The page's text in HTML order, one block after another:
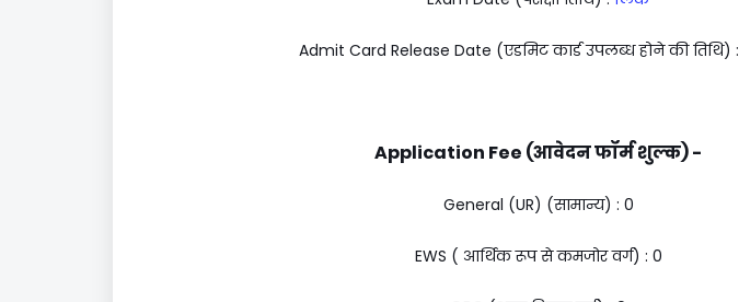
Admit Card Release Date (एडमिट कार्ड उपलब्ध होने की तिथि) :
Application Fee (आवेदन फॉर्म शुल्क) -
General (UR) (सामान्य) : ₹0
EWS ( आर्थिक रूप से कमजोर वर्ग) : ₹0